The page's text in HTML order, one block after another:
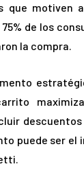
que
de los
la compra.
puede ser